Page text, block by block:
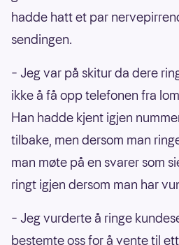
hadde hatt et par
sendingen.
– Jeg var på skitur da dere
ikke å få opp telefonen fra
Han hadde kjent igjen
tilbake, men dersom man
man møte på en svarer som
ringt igjen dersom man har
– Jeg vurderte å ringe
bestemte oss for å vente til